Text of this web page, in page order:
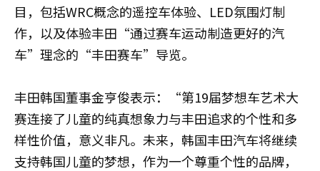
目，包括WRC概念的遥控车体验、LED氛围灯制
作，以及体验丰田“通过赛车运动制造更好的汽
车”理念的“丰田赛车”导览。
丰田韩国董事金亨俊表示：“第19届梦想车艺术大
赛连接了儿童的纯真想象力与丰田追求的个性和多
样性价值，意义非凡。未来，韩国丰田汽车将继续
支持韩国儿童的梦想，作为一个尊重个性的品牌，